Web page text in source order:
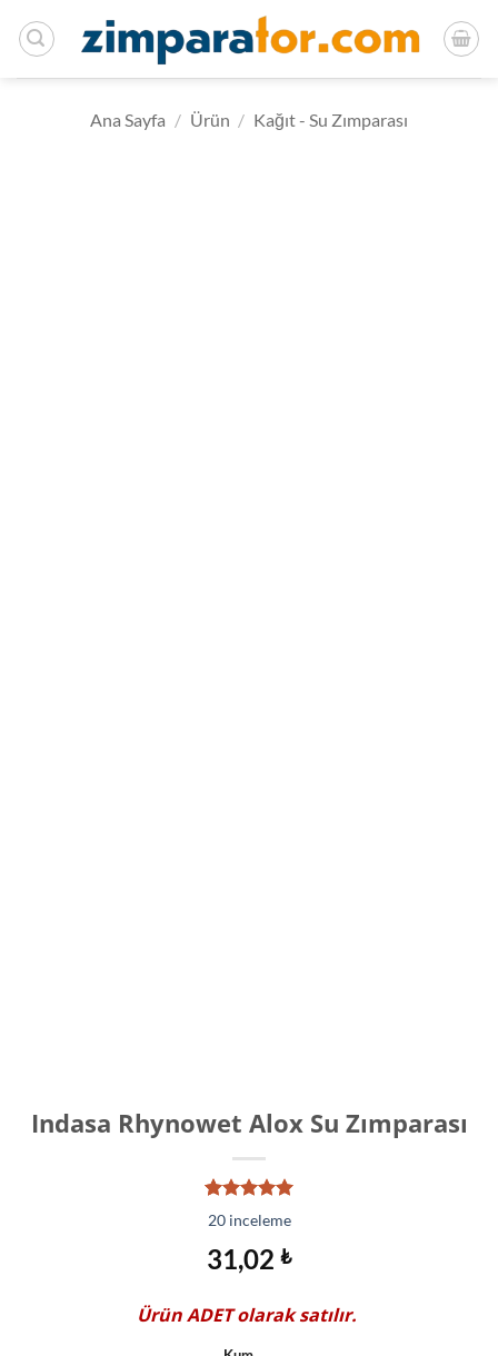
atla
Ana Sayfa / Ürün / Kağıt - Su Zımparası
Indasa Rhynowet Alox Su Zımparası
20
müşteri
puanına
dayanarak
5 üzerinden
20inceleme
31,02 ₺
ÜrünADETolarak satılır.